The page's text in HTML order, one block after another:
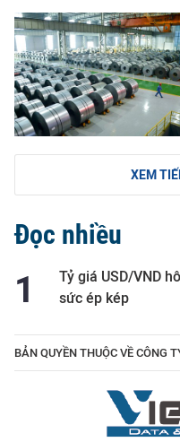
XEM
Đọc nhiều
Tỷ giá USD/VND
sức ép kép
BẢN QUYỀN THUỘC VỀ CÔNG